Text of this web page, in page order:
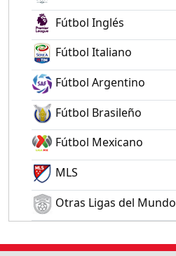
Fútbol Inglés
Fútbol Italiano
Fútbol Argentino
Fútbol Brasileño
Fútbol Mexicano
MLS
Otras Ligas del Mundo